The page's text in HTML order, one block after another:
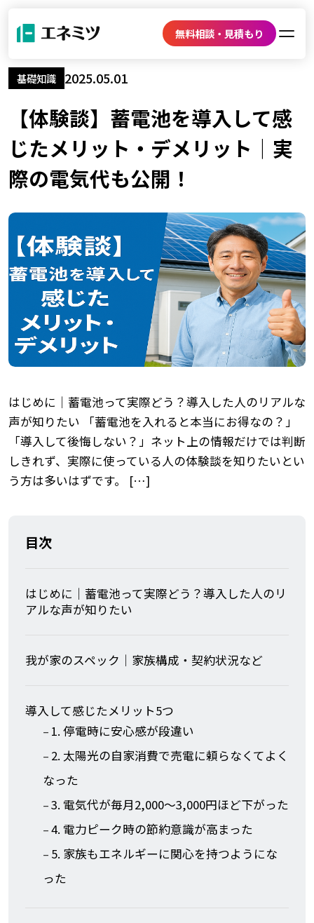
無料相談・見積もり
基礎知識 2025.05.01
【体験談】蓄電池を導入して感
じたメリット・デメリット｜実
際の電気代も公開！
はじめに｜蓄電池って実際どう？導入した人のリアルな
声が知りたい 「蓄電池を入れると本当にお得なの？」
「導入して後悔しない？」ネット上の情報だけでは判断
しきれず、実際に使っている人の体験談を知りたいとい
う方は多いはずです。 […]
目次
はじめに｜蓄電池って実際どう？導入した人のリ
アルな声が知りたい
我が家のスペック｜家族構成・契約状況など
導入して感じたメリット5つ
1. 停電時に安心感が段違い
2. 太陽光の自家消費で売電に頼らなくてよく
なった
3. 電気代が毎月2,000〜3,000円ほど下がった
4. 電力ピーク時の節約意識が高まった
5. 家族もエネルギーに関心を持つようにな
った